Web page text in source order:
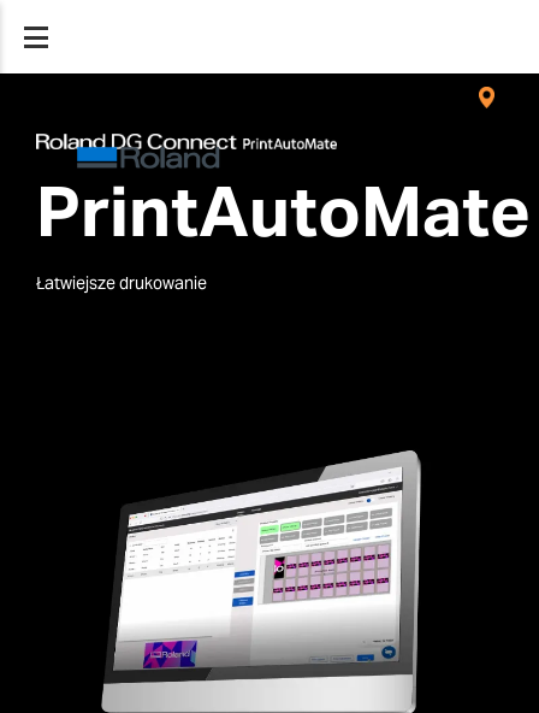
PrintAutoMate
Łatwiejsze drukowanie